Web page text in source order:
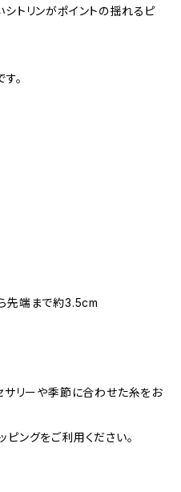
トリンがポイントの揺れるピ
。
先端まで約3.5cm
リーや季節に合わせた糸をお
ングをご利用ください。